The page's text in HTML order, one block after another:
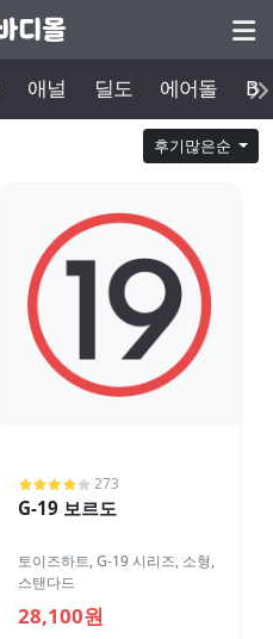
애널 딜도 에어돌
후기많은순
273
G-19 보르도
토이즈하트,G-19 시리즈, 소형,
스탠다드
28,100원